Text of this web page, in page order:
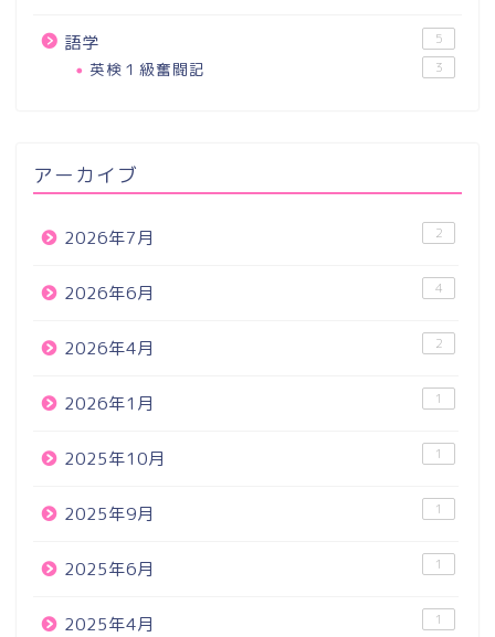
語学 5
英検１級奮闘記 3
アーカイブ
2026年7月 2
2026年6月 4
2026年4月 2
2026年1月 1
2025年10月 1
2025年9月 1
2025年6月 1
2025年4月 1